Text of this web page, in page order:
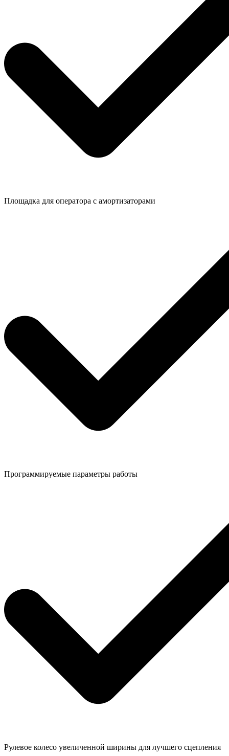
Площадка для оператора с амортизаторами
Программируемые параметры работы
Рулевое колесо увеличенной ширины для лучшего сцепления